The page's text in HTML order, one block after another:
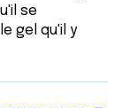
se
gel qu'il y